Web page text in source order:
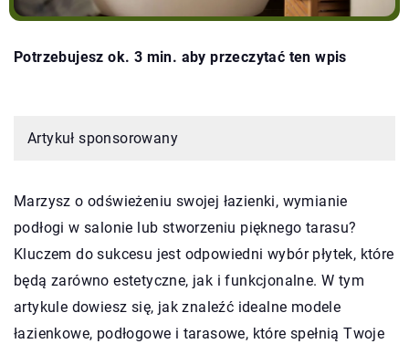
Potrzebujesz ok. 3 min. aby przeczytać ten wpis
Artykuł sponsorowany
Marzysz o odświeżeniu swojej łazienki, wymianie
podłogi w salonie lub stworzeniu pięknego tarasu?
Kluczem do sukcesu jest odpowiedni wybór płytek, które
będą zarówno estetyczne, jak i funkcjonalne. W tym
artykule dowiesz się, jak znaleźć idealne modele
łazienkowe, podłogowe i tarasowe, które spełnią Twoje